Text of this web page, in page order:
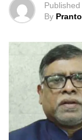
Published
By Pranto